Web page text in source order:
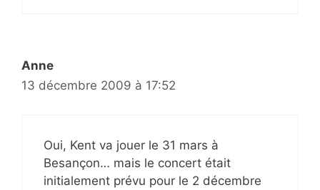
Anne
13 décembre 2009 à 17:52
Oui, Kent va jouer le 31 mars à
Besançon… mais le concert était
initialement prévu pour le 2 décembre